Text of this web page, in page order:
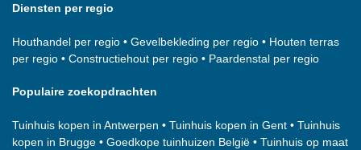
Diensten per regio
Houthandel per regio • Gevelbekleding per regio • Houten terras
per regio • Constructiehout per regio • Paardenstal per regio
Populaire zoekopdrachten
Tuinhuis kopen in Antwerpen • Tuinhuis kopen in Gent • Tuinhuis
kopen in Brugge • Goedkope tuinhuizen België • Tuinhuis op maat